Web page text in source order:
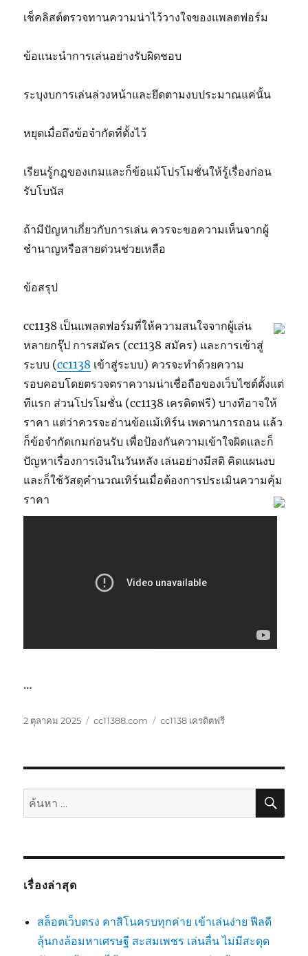
เช็คลิสต์ตรวจทานความน่าไว้วางใจของแพลตฟอร์ม
ข้อแนะนำการเล่นอย่างรับผิดชอบ
ระบุงบการเล่นล่วงหน้าและยึดตามงบประมาณแค่นั้น
หยุดเมื่อถึงข้อจำกัดที่ตั้งไว้
เรียนรู้กฎของเกมและก็ข้อแม้โปรโมชั่นให้รู้เรื่องก่อน
รับโบนัส
ถ้ามีปัญหาเกี่ยวกับการเล่น ควรจะขอความเห็นจากผู้
ชำนาญหรือสายด่วนช่วยเหลือ
ข้อสรุป
cc1138 เป็นแพลตฟอร์มที่ให้ความสนใจจากผู้เล่น
หลายกรุ๊ป การสมัคร (cc1138 สมัคร) และการเข้าสู่
ระบบ (cc1138 เข้าสู่ระบบ) ควรจะทำด้วยความ
รอบคอบโดยตรวจตราความน่าเชื่อถือของเว็บไซต์ตั้งแต่
ทีแรก ส่วนโปรโมชั่น (cc1138 เครดิตฟรี) บางทีอาจให้
ราคา แต่ว่าควรจะอ่านข้อแม้เทิร์น เพดานการถอน แล้ว
ก็ข้อจำกัดเกมก่อนรับ เพื่อป้องกันความเข้าใจผิดและก็
ปัญหาเรื่องการเงินในวันหลัง เล่นอย่างมีสติ คิดแผนงบ
และก็ใช้วัสดุคำนวณเทิร์นเมื่อต้องการประเมินความคุ้ม
ราคา
…
เขียน
2 ตุลาคม 2025
หมวด
cc11388.com
ป้าย
cc1138 เครดิตฟรี
ค้นหา: ค้น
เรื่องล่าสุด
สล็อตเว็บตรง คาสิโนครบทุกค่าย เข้าเล่นง่าย ฟีลดี
ลุ้นกงล้อมหาเศรษฐี สะสมเพชร เล่นลื่น ไม่มีสะดุด